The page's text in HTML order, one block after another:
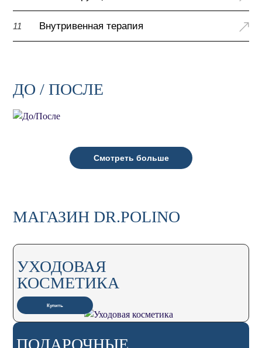
11 Внутривенная терапия
ДО / ПОСЛЕ
Смотреть больше
МАГАЗИН DR.POLINO
УХОДОВАЯ
КОСМЕТИКА
Купить